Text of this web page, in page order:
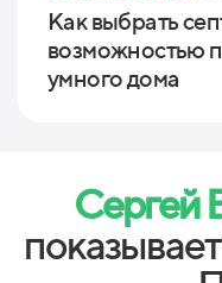
Как выбрать
возможностью
умного дома
Сергей